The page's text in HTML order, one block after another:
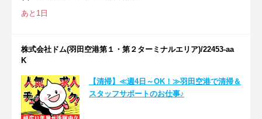
あと1日
株式会社ドム(羽田空港第１・第２ターミナルエリア)/22453-aa
K
【清掃】≪週4日～OK！≫羽田空港で清掃＆
スタッフサポートのお仕事♪